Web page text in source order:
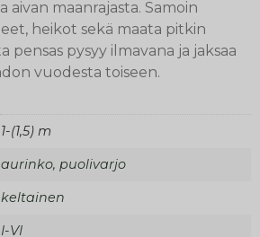
aivan maanrajasta. Samoin
heikot sekä maata pitkin
pensas pysyy ilmavana ja jaksaa
vuodesta toiseen.
1-(1,5) m
aurinko, puolivarjo
keltainen
I-VI